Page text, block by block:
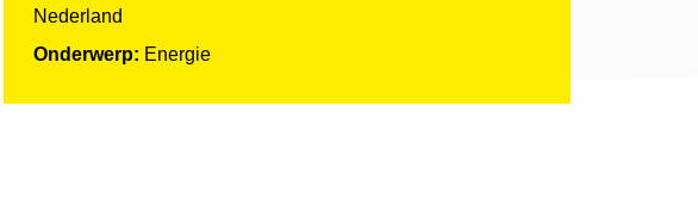
Nederland
Onderwerp: Energie